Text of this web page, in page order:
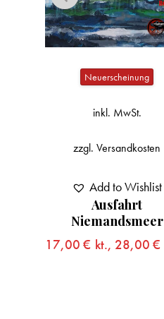
Ausfahrt
Niemandsmeer
17,00€ kt., 28,00€
Neuerscheinung
inkl. MwSt.
zzgl.Versandkosten
Add to Wishlist